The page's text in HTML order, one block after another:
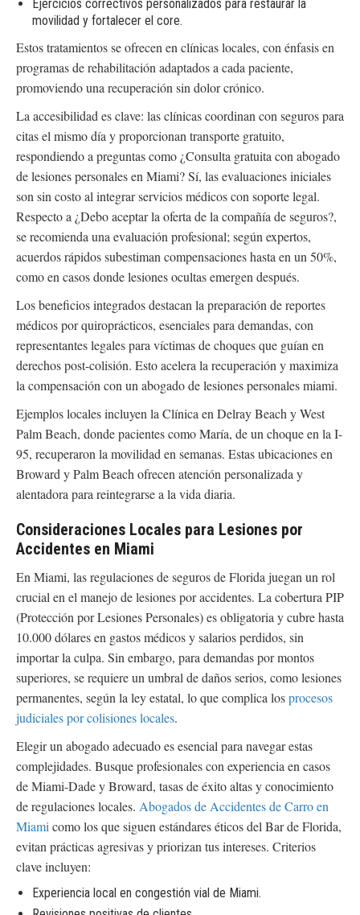
Ejercicios correctivos personalizados para restaurar la
movilidad y fortalecer el core.
Estos tratamientos se ofrecen en clínicas locales, con énfasis en
programas de rehabilitación adaptados a cada paciente,
promoviendo una recuperación sin dolor crónico.
La accesibilidad es clave: las clínicas coordinan con seguros para
citas el mismo día y proporcionan transporte gratuito,
respondiendo a preguntas como ¿Consulta gratuita con abogado
de lesiones personales en Miami? Sí, las evaluaciones iniciales
son sin costo al integrar servicios médicos con soporte legal.
Respecto a ¿Debo aceptar la oferta de la compañía de seguros?,
se recomienda una evaluación profesional; según expertos,
acuerdos rápidos subestiman compensaciones hasta en un 50%,
como en casos donde lesiones ocultas emergen después.
Los beneficios integrados destacan la preparación de reportes
médicos por quiroprácticos, esenciales para demandas, con
representantes legales para víctimas de choques que guían en
derechos post-colisión. Esto acelera la recuperación y maximiza
la compensación con un abogado de lesiones personales miami.
Ejemplos locales incluyen la Clínica en Delray Beach y West
Palm Beach, donde pacientes como María, de un choque en la I-
95, recuperaron la movilidad en semanas. Estas ubicaciones en
Broward y Palm Beach ofrecen atención personalizada y
alentadora para reintegrarse a la vida diaria.
Consideraciones Locales para Lesiones por
Accidentes en Miami
En Miami, las regulaciones de seguros de Florida juegan un rol
crucial en el manejo de lesiones por accidentes. La cobertura PIP
(Protección por Lesiones Personales) es obligatoria y cubre hasta
10.000 dólares en gastos médicos y salarios perdidos, sin
importar la culpa. Sin embargo, para demandas por montos
superiores, se requiere un umbral de daños serios, como lesiones
permanentes, según la ley estatal, lo que complica losprocesos
judiciales por colisiones locales.
Elegir un abogado adecuado es esencial para navegar estas
complejidades. Busque profesionales con experiencia en casos
de Miami-Dade y Broward, tasas de éxito altas y conocimiento
de regulaciones locales. Abogados de Accidentes de Carro en
Miami como los que siguen estándares éticos del Bar de Florida,
evitan prácticas agresivas y priorizan tus intereses. Criterios
clave incluyen:
Experiencia local en congestión vial de Miami.